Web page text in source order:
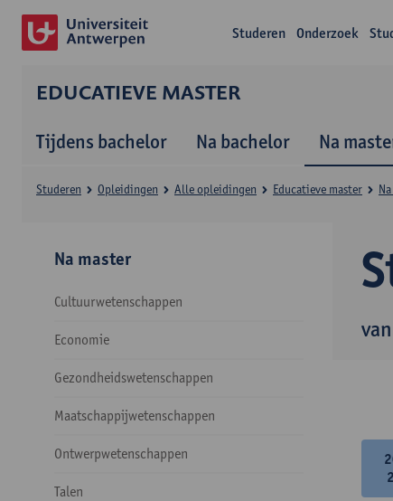
Studeren Onderzoek
EDUCATIEVE MASTER
Tijdens bachelor Na bachelor Na
Studeren Opleidingen Alle opleidingen Educatieve master
Na master
Cultuurwetenschappen
Economie
Gezondheidswetenschappen
Maatschappijwetenschappen
Ontwerpwetenschappen
Talen